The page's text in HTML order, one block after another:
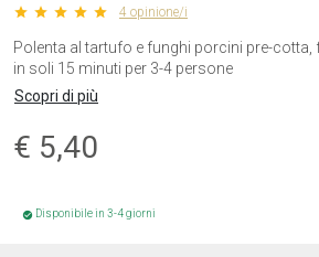
star star star star star 4 opinione/i
Polenta al tartufo e funghi porcini pre-cotta,
in soli 15 minuti per 3-4 persone
Scopri di più
€ 5,40
check_circle Disponibile in 3-4 giorni